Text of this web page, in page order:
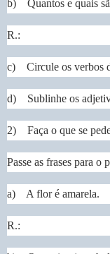
b) Quantos e quais
R.:
c) Circule os verbos
d) Sublinhe os
2) Faça o que se
Passe as frases para o
a) A flor é amarela.
R.: